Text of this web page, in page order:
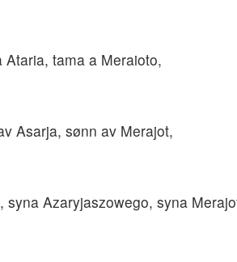
tama a Meraioto,
Asarja, sønn av Merajot,
syna Azaryjaszowego, syna